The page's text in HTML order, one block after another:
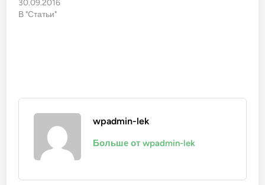
30.09.2016
В "Статьи"
wpadmin-lek
Больше от wpadmin-lek